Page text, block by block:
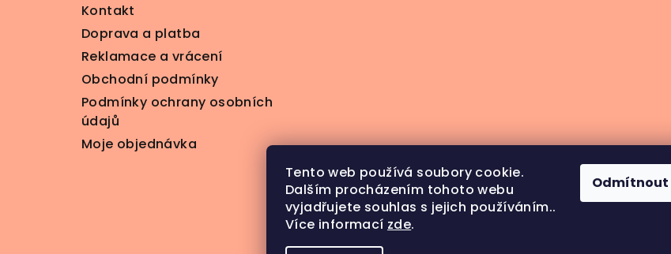
Tento web používá soubory cookie.
Dalším procházením tohoto webu
vyjadřujete souhlas s jejich používáním..
Více informací zde.
Odmítnout
Kontakt
Doprava a platba
Reklamace a vrácení
Obchodní podmínky
Podmínky ochrany osobních
údajů
Moje objednávka
Sledovat na Instagramu